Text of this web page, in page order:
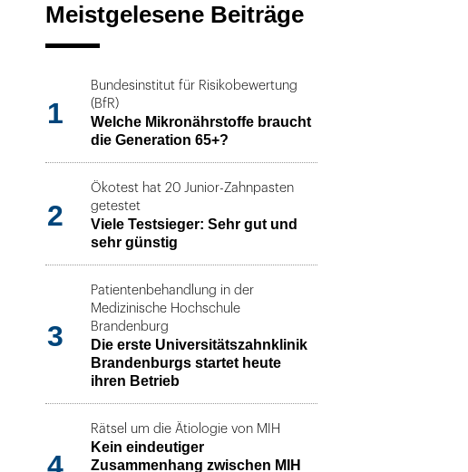
Meistgelesene Beiträge
1
Bundesinstitut für Risikobewertung
(BfR)
Welche Mikronährstoffe braucht
die Generation 65+?
2
Ökotest hat 20 Junior-Zahnpasten
getestet
Viele Testsieger: Sehr gut und
sehr günstig
3
Patientenbehandlung in der
Medizinische Hochschule
Brandenburg
Die erste Universitätszahnklinik
Brandenburgs startet heute
ihren Betrieb
4
Rätsel um die Ätiologie von MIH
Kein eindeutiger
Zusammenhang zwischen MIH